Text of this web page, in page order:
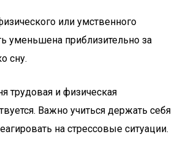
или умственного
уменьшена приблизительно за
сну.
трудовая и физическая
Важно учиться держать себя
на стрессовые ситуации.